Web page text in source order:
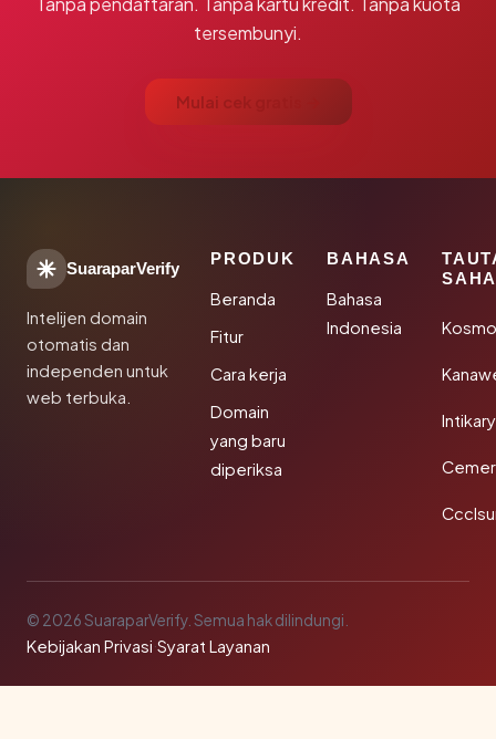
tersembunyi.
Mulai cek gratis →
SuaraparVerify
Intelijen domain
otomatis dan
independen untuk
web terbuka.
PRODUK
Beranda
Fitur
Cara kerja
Domain
yang baru
diperiksa
BAHASA
Bahasa
Indonesia
© 2026 SuaraparVerify. Semua hak dilindungi.
Kebijakan Privasi·Syarat Layanan